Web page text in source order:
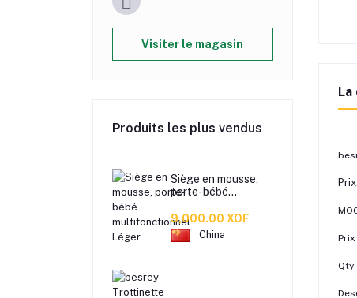
Visiter le magasin
Produits les plus vendus
Siège en mousse,
porte-bébé
Léger
9,000.00 XOF
China
Qty